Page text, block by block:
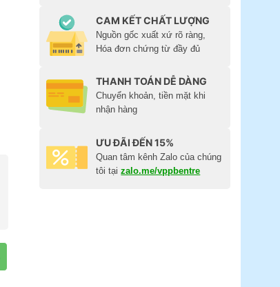
CAM KẾT CHẤT LƯỢNG
Nguồn gốc xuất xứ rõ ràng,
Hóa đơn chứng từ đầy đủ
THANH TOÁN DỄ DÀNG
Chuyển khoản, tiền mặt khi
nhận hàng
ƯU ĐÃI ĐẾN 15%
Quan tâm kênh Zalo của chúng
tôi tạizalo.me/vppbentre